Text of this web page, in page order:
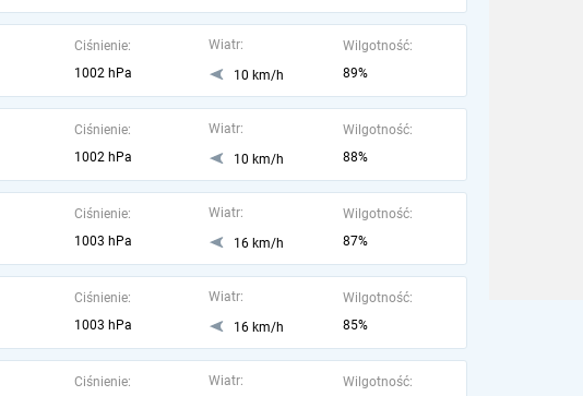
Ciśnienie:
1002 hPa
Wiatr:
10 km/h
Wilgotność:
89%
Ciśnienie:
1002 hPa
Wiatr:
10 km/h
Wilgotność:
88%
Ciśnienie:
1003 hPa
Wiatr:
16 km/h
Wilgotność:
87%
Ciśnienie:
1003 hPa
Wiatr:
16 km/h
Wilgotność:
85%
Ciśnienie:
Wiatr:
Wilgotność: